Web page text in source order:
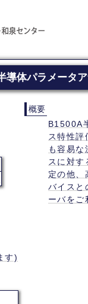
導体パラメータ
す)
概要
B1500A
ス特性
も容易
スに対
定の他、
バイスと
ーバをご